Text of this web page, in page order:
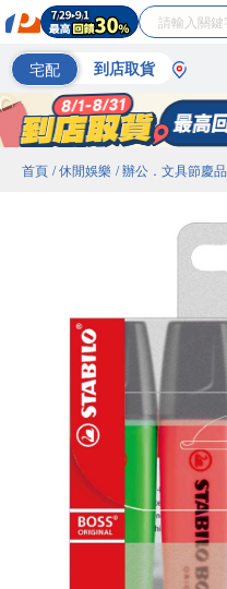
宅配 到店取貨
首頁 / 休閒娛樂 / 辦公．文具節慶品